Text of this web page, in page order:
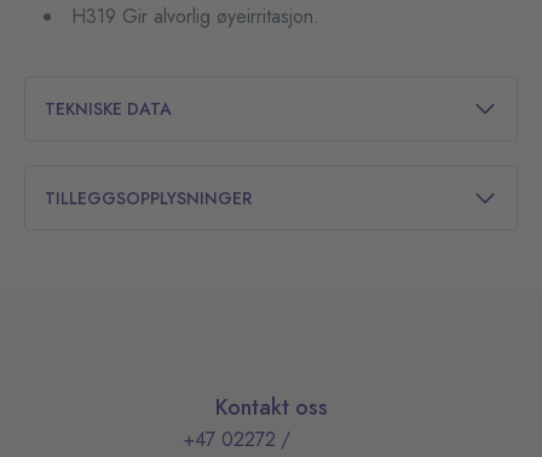
H319 Gir alvorlig øyeirritasjon.
TEKNISKE DATA
TILLEGGSOPPLYSNINGER
Kontakt oss
+47 02272 /